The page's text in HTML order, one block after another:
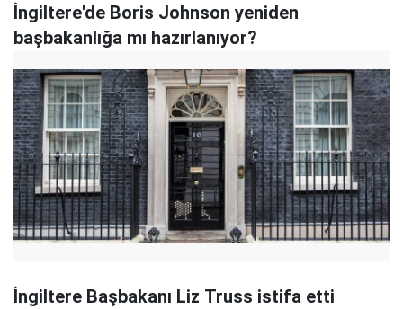
İngiltere'de Boris Johnson yeniden
başbakanlığa mı hazırlanıyor?
İngiltere Başbakanı Liz Truss istifa etti